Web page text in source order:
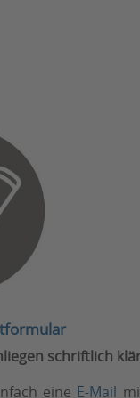
schriftlich
eine E-Mail